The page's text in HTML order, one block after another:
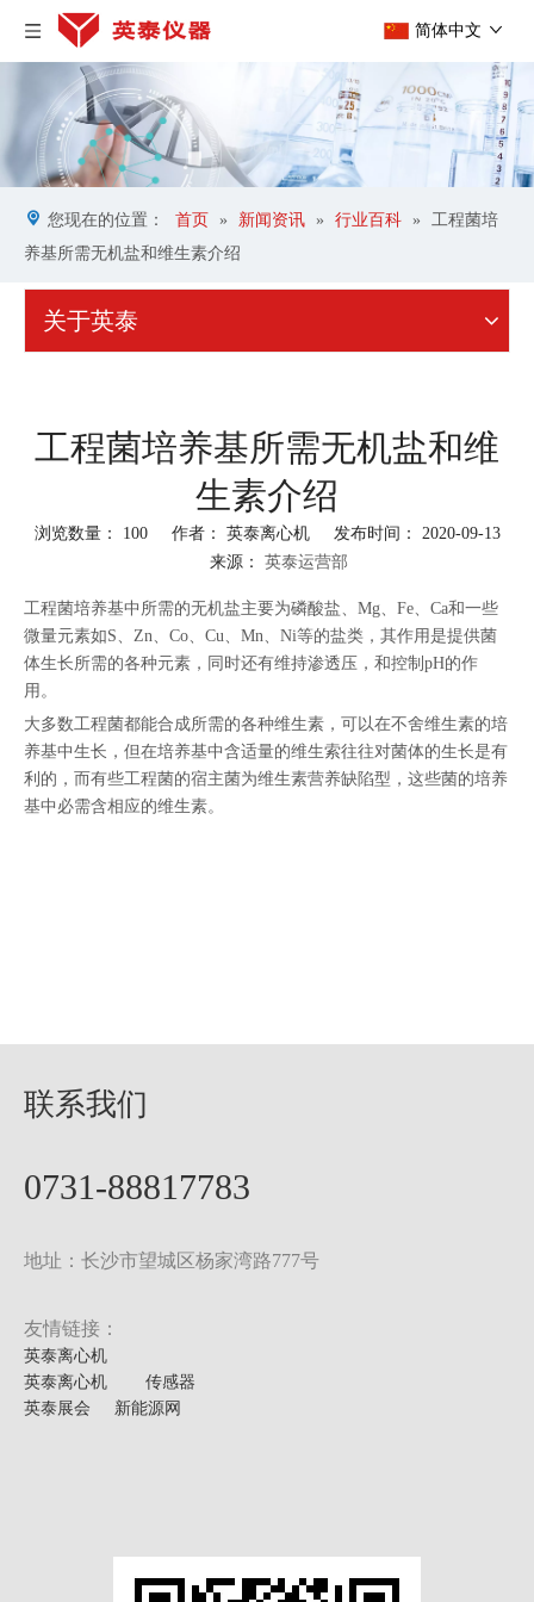
简体中文
您现在的位置： 首页 » 新闻资讯 » 行业百科 »
工程菌培
养基所需无机盐和维生素介绍
关于英泰
工程菌培养基所需无机盐和维
生素介绍
浏览数量： 100作者： 英泰离心机 发布时间： 2020-09-13
来源： 英泰运营部
["facebook","twitter","line","wechat","linkedin","pinterest","whatsapp"]
工程菌培养基中所需的无机盐主要为磷酸盐、Mg、Fe、Ca和一些
微量元素如S、Zn、Co、Cu、Mn、Ni等的盐类，其作用是提供菌
体生长所需的各种元素，同时还有维持渗透压，和控制pH的作
用。
大多数工程菌都能合成所需的各种维生素，可以在不舍维生素的培
养基中生长，但在培养基中含适量的维生索往往对菌体的生长是有
利的，而有些工程菌的宿主菌为维生素营养缺陷型，这些菌的培养
基中必需含相应的维生素。
联系我们
0731-88817783
地址：长沙市望城区杨家湾路777号
友情链接：
英泰离心机
英泰离心机
传感器
英泰展会
新能源网